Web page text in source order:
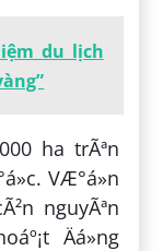
du lịch
ha trÃªn
VÆ°á»n
nguyÃªn
Äá»ng